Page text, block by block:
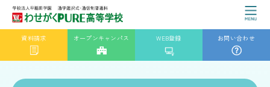
資料請求 オープンキャンパス WEB登録 お問い合わせ